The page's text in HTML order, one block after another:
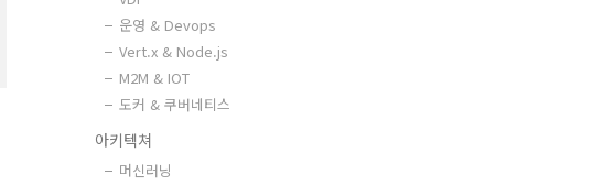
운영 & Devops
Vert.x & Node.js
M2M & IOT
도커 & 쿠버네티스
아키텍쳐
머신러닝